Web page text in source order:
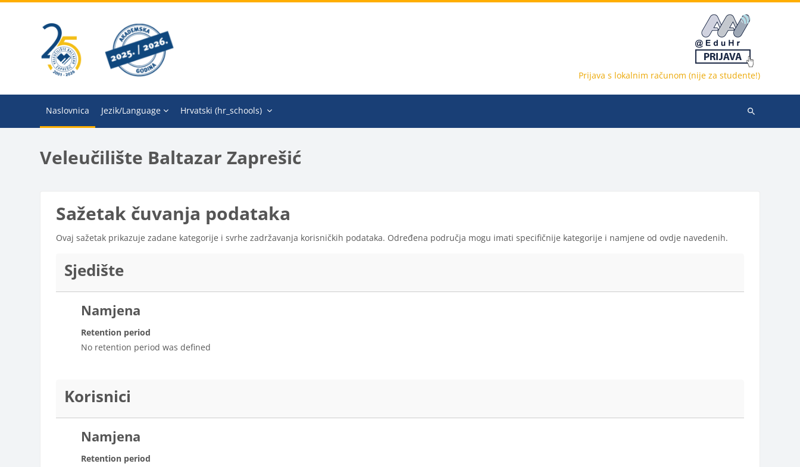
Prijava s lokalnim računom (nije za studente!)
Naslovnica Jezik/Language Hrvatski ‎(hr_schools)‎
Pretraži
Veleučilište Baltazar Zaprešić
Sažetak čuvanja podataka
Ovaj sažetak prikazuje zadane kategorije i svrhe zadržavanja korisničkih podataka. Određena područja mogu imati specifičnije kategorije i namjene od ovdje navedenih.
Sjedište
Namjena
Retention period
No retention period was defined
Korisnici
Namjena
Retention period